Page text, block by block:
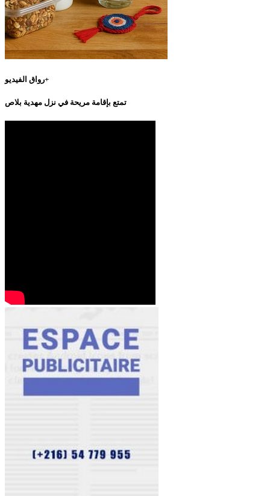
رواق الفيديو+
تمتع بإقامة مريحة في نزل مهدية بلاص